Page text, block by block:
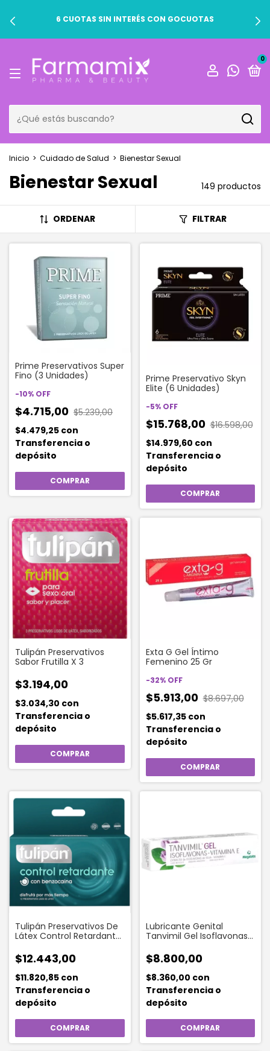
6 CUOTAS SIN INTERÉS CON GOCUOTAS
0
Inicio > Cuidado de Salud > Bienestar Sexual
Bienestar Sexual 149 productos
ORDENAR FILTRAR
Prime Preservativos Super
Fino (3 Unidades)
-10% OFF
$4.715,00 $5.239,00
$4.479,25 con
Transferencia o
depósito
Prime Preservativo Skyn
Elite (6 Unidades)
-5% OFF
$15.768,00 $16.598,00
$14.979,60 con
Transferencia o
depósito
Tulipán Preservativos
Sabor Frutilla X 3
$3.194,00
$3.034,30 con
Transferencia o
depósito
Exta G Gel Íntimo
Femenino 25 Gr
-32% OFF
$5.913,00 $8.697,00
$5.617,35 con
Transferencia o
depósito
Tulipán Preservativos De
Látex Control Retardante
$12.443,00
$11.820,85 con
Transferencia o
depósito
Lubricante Genital
Tanvimil Gel Isoflavonas
$8.800,00
$8.360,00 con
Transferencia o
depósito